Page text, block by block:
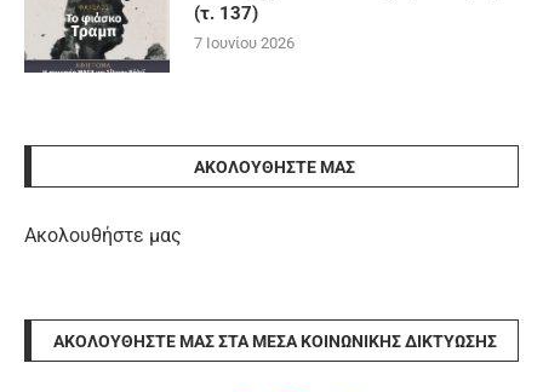
(τ. 137)
7 Ιουνίου 2026
ΑΚΟΛΟΥΘΉΣΤΕ ΜΑΣ
Ακολουθήστε μας
ΑΚΟΛΟΥΘΉΣΤΕ ΜΑΣ ΣΤΑ ΜΈΣΑ ΚΟΙΝΩΝΙΚΉΣ ΔΙΚΤΎΩΣΗΣ